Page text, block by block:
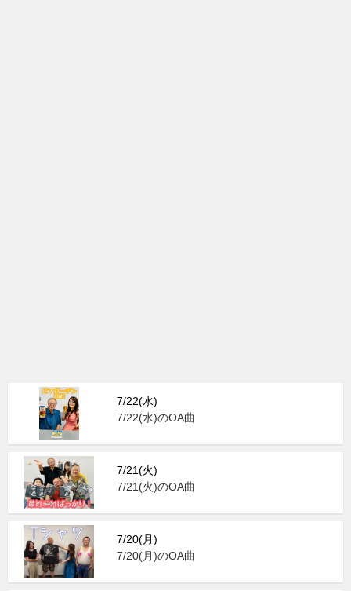
7/22(水)
7/22(水)のOA曲
7/21(火)
7/21(火)のOA曲
7/20(月)
7/20(月)のOA曲